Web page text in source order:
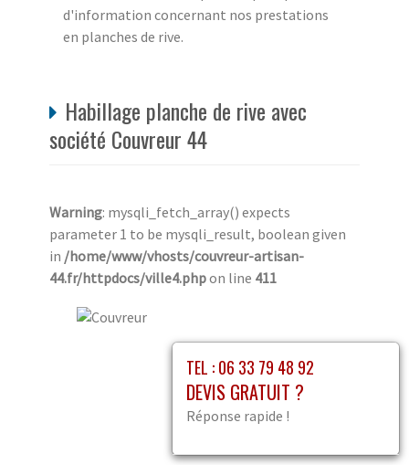
d'information concernant nos prestations
en planches de rive.
Habillage planche de rive avec
société Couvreur 44
Warning: mysqli_fetch_array() expects
parameter 1 to be mysqli_result, boolean given
in /home/www/vhosts/couvreur-artisan-
44.fr/httpdocs/ville4.phpon line 411
TEL : 06 33 79 48 92
DEVIS GRATUIT ?
Réponse rapide !